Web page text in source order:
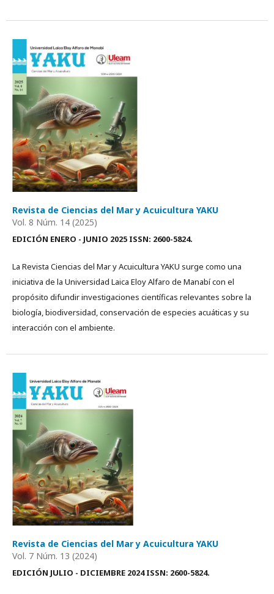
Revista de Ciencias del Mar y Acuicultura YAKU
Vol. 8 Núm. 14 (2025)
EDICIÓN ENERO - JUNIO 2025 ISSN: 2600-5824.
La Revista Ciencias del Mar y Acuicultura YAKU surge como una
iniciativa de la Universidad Laica Eloy Alfaro de Manabí con el
propósito difundir investigaciones científicas relevantes sobre la
biología, biodiversidad, conservación de especies acuáticas y su
interacción con el ambiente.
Revista de Ciencias del Mar y Acuicultura YAKU
Vol. 7 Núm. 13 (2024)
EDICIÓN JULIO - DICIEMBRE 2024 ISSN: 2600-5824.